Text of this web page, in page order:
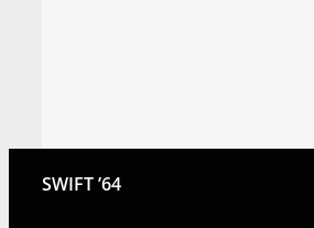
SWIFT ’64